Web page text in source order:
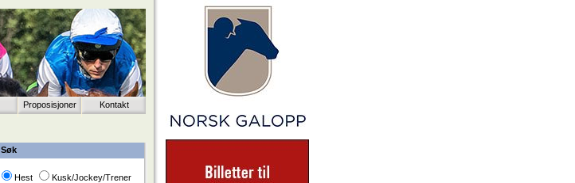
Proposisjoner Kontakt
Søk
Hest
Kusk/Jockey/Trener